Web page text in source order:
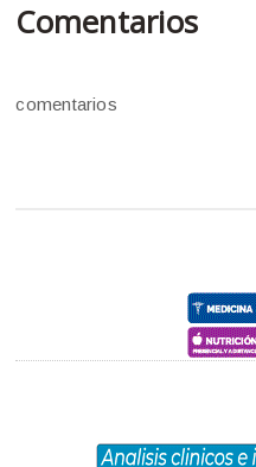
Comentarios
comentarios